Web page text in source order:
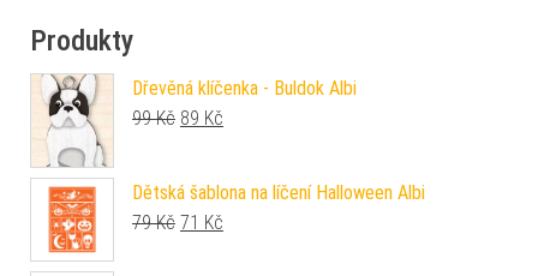
Produkty
Dřevěná klíčenka - Buldok Albi
99Kč Původní cena byla: 99 Kč.
89 Kč
Dětská šablona na líčení Halloween Albi
79Kč Původní cena byla: 79 Kč.
71 Kč